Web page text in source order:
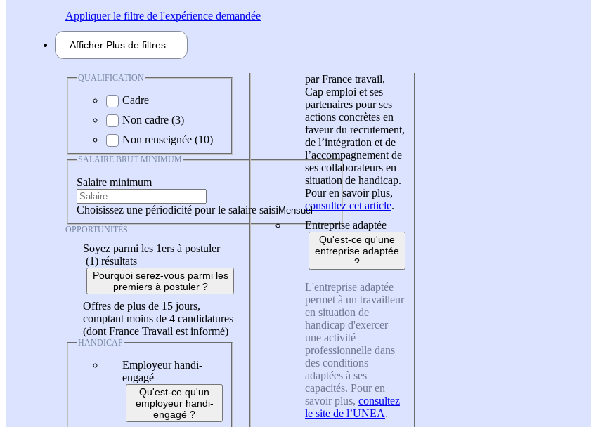
Appliquerle filtre de l'expérience demandée
Afficher Plus de filtres
QUALIFICATION
Cadre
Non cadre (3)
Non renseignée (10)
SALAIRE BRUT MINIMUM
Salaire minimum
Choisissez une périodicité pour le salaire saisi
OPPORTUNITÉS
Soyez parmi les 1ers à postuler
(1) résultats
Pourquoi serez-vous parmi les
premiers à postuler ?
Offres de plus de 15 jours,
comptant moins de 4 candidatures
(dont France Travail est informé)
HANDICAP
Employeur handi-
engagé
Qu'est-ce qu'un
employeur handi-
engagé ?
par France travail,
Cap emploi et ses
partenaires pour ses
actions concrètes en
faveur du recrutement,
de l’intégration et de
l’accompagnement de
ses collaborateurs en
situation de handicap.
Pour en savoir plus,
consultez cet article.
Entreprise adaptée
Qu'est-ce qu'une
entreprise adaptée
?
L'entreprise adaptée
permet à un travailleur
en situation de
handicap d'exercer
une activité
professionnelle dans
des conditions
adaptées à ses
capacités. Pour en
savoir plus, consultez
le site de l’UNEA.